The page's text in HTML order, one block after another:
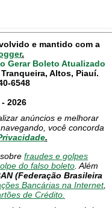
e mantido com a
.
Gerar Boleto Atualizado
Altos, Piauí.
6548
2026
anúncios e melhorar
você concorda
.
fraudes e golpes
do falso boleto . Além
(Federação Brasileira
Bancárias na Internet,
de Crédito.